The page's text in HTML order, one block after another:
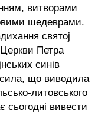
витворами
шедеврами.
святој
Петра
синів
що виводила
литовського
сьогодні вивести